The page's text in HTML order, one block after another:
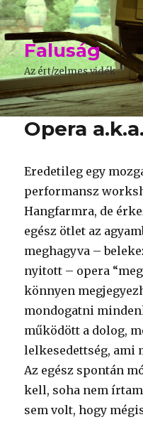
Faluság
Az ért/zelmes vidék
Opera
Eredetileg egy
performansz
Hangfarmra, de
egész ötlet az
meghagyva –
nyitott – opera
könnyen
mondogatni
működött a dolog,
lelkesedettség, ami
Az egész spontán
kell, soha nem
sem volt, hogy